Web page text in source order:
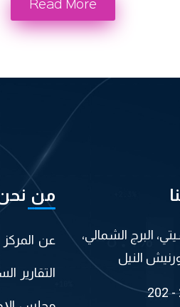
Read More
البرج الشمالي،
النيل
202 -
من
عن المركز
التقارير